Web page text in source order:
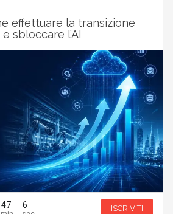
effettuare la transizione
sbloccare l’AI
47 5 ISCRIVITI